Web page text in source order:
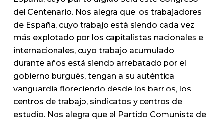
del Centenario. Nos alegra que los trabajadores
de España, cuyo trabajo está siendo cada vez
más explotado por los capitalistas nacionales e
internacionales, cuyo trabajo acumulado
durante años está siendo arrebatado por el
gobierno burgués, tengan a su auténtica
vanguardia floreciendo desde los barrios, los
centros de trabajo, sindicatos y centros de
estudio. Nos alegra que el Partido Comunista de